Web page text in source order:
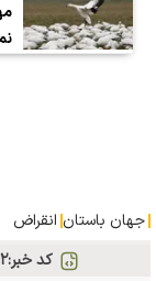
جهان باستان انقراض
کد خبر: